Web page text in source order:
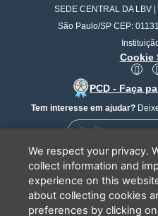
SEDE CENTRAL DA LBV
São Paulo/SP CEP:
Cookie
F
c
b
k
PCD - Faça
Tem interesse em ajudar?
Li e concordo que minhas
acordo com oAviso de
We respect your privacy.
collect information and
experience on this
about collecting cookies
preferences by clicking